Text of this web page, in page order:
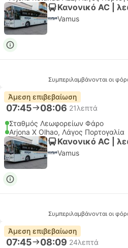
Κανονικό AC |
Vamus
Συμπεριλαμβάνονται οι
Άμεση επιβεβαίωση
07:45 08:06 21λεπτά
Σταθμός Λεωφορείων Φάρο
Arjona X Olhao, Λάγος Πορτογαλία
Κανονικό AC |
Vamus
Συμπεριλαμβάνονται οι
Άμεση επιβεβαίωση
07:45 08:09 24λεπτά